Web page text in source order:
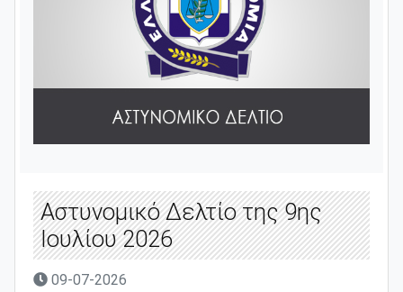
Αστυνομικό Δελτίο της 9ης
Ιουλίου 2026
09-07-2026